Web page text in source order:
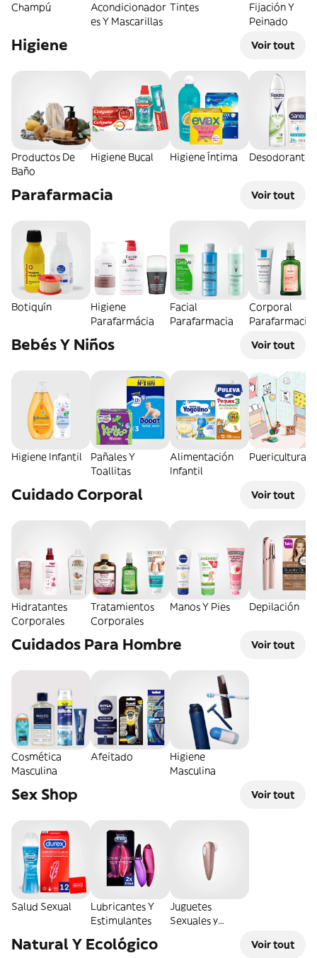
Champú
Acondicionador
es Y Mascarillas
Tintes
Fijación Y
Peinado
Higiene Voir tout
Productos De
Baño
Higiene Bucal Higiene Íntima Desodorantes
Parafarmacia Voir tout
Botiquín
Higiene
Parafarmácia
Facial
Parafarmacia
Corporal
Parafarmacia
Bebés Y Niños Voir tout
Higiene Infantil
Pañales Y
Toallitas
Alimentación
Infantil
Puericultura
Cuidado Corporal Voir tout
Hidratantes
Corporales
Tratamientos
Corporales
Manos Y Pies Depilación
Cuidados Para Hombre Voir tout
Cosmética
Masculina
Afeitado
Higiene
Masculina
Sex Shop Voir tout
Salud Sexual
Lubricantes Y
Estimulantes
Juguetes
Sexuales y
Natural Y Ecológico Voir tout